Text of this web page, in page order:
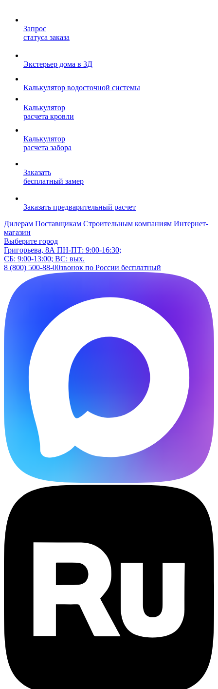
Запрос
статуса заказа
Экстерьер дома в 3Д
Калькулятор водосточной системы
Калькулятор
расчета кровли
Калькулятор
расчета забора
Заказать
бесплатный замер
Заказать предварительный расчет
Дилерам Поставщикам Строительным компаниям Интернет-
магазин
Выберите город
Григорьева, 8А ПН-ПТ: 9:00-16:30;
СБ: 9:00-13:00; ВС: вых.
8 (800) 500-88-00звонок по России бесплатный